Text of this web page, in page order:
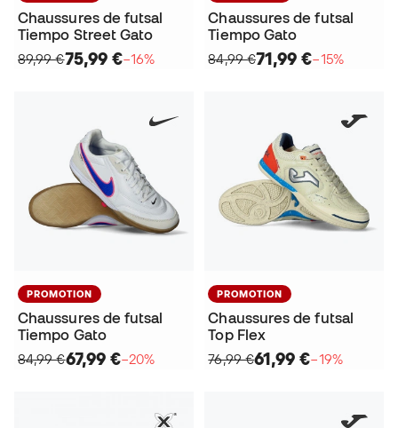
Chaussures de futsal
Tiempo Street Gato
89,99 €75,99 €−16%
Chaussures de futsal
Tiempo Gato
84,99 €71,99 €−15%
PROMOTION
Chaussures de futsal
Tiempo Gato
84,99 €67,99 €−20%
PROMOTION
Chaussures de futsal
Top Flex
76,99 €61,99 €−19%